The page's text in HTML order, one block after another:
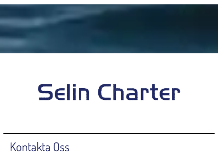
Kontakta Oss